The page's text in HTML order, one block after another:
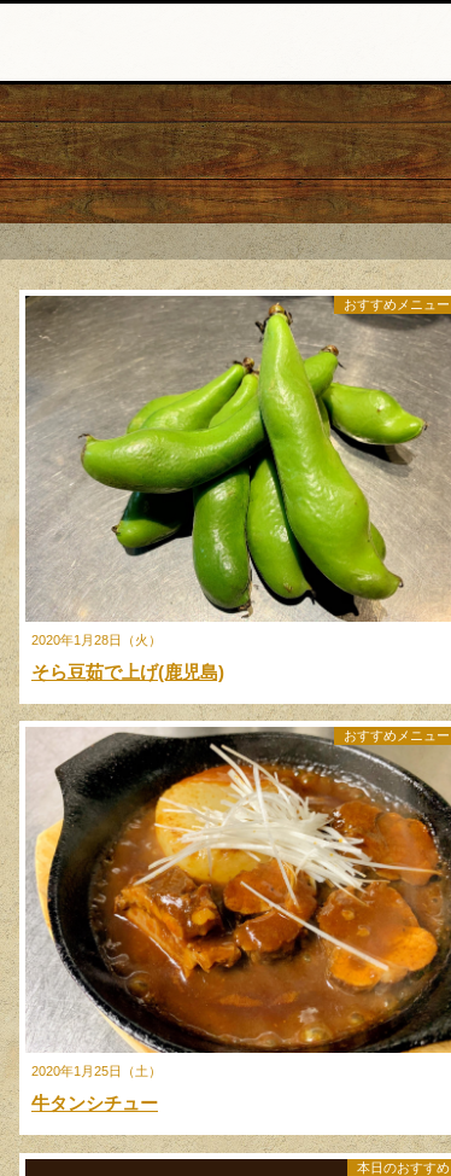
2020年1月28日（火）
おすすめメニュー
そら豆茹で上げ(鹿児島)
2020年1月25日（土）
おすすめメニュー
牛タンシチュー
本日のおすすめ